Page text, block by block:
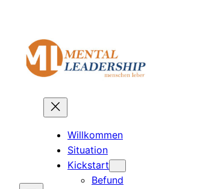
wechseln
Willkommen
Situation
Kickstart
Befund